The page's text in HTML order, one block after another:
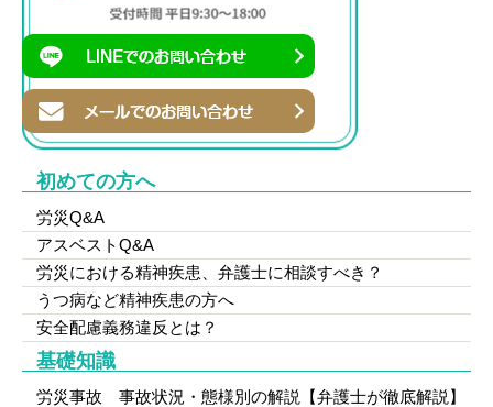
初めての方へ
労災Q&A
アスベストQ&A
労災における精神疾患、弁護士に相談すべき？
うつ病など精神疾患の方へ
安全配慮義務違反とは？
基礎知識
労災事故 事故状況・態様別の解説【弁護士が徹底解説】